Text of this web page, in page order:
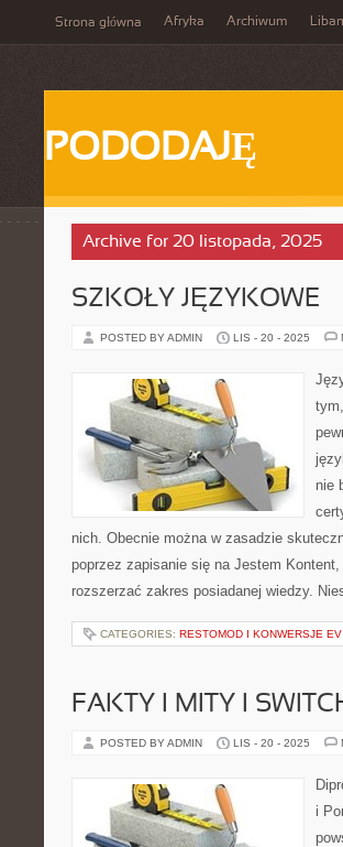
Strona główna Afryka Archiwum Liban
PODODAJĘ
Archive for 20 listopada, 2025
SZKOŁY JĘZYKOWE
POSTED BY ADMIN LIS - 20 - 2025
nie
nich. Obecnie można w zasadzie
poprzez zapisanie się na Jestem
rozszerzać zakres posiadanej wiedzy.
CATEGORIES: RESTOMOD I KONWERSJE EV
FAKTY I MITY I
POSTED BY ADMIN LIS - 20 - 2025
i